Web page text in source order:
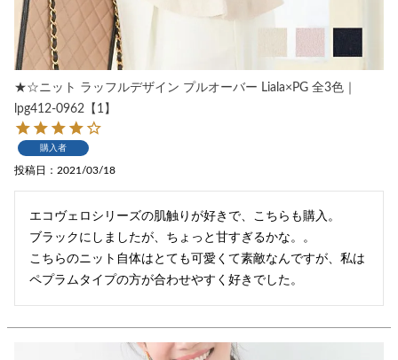
★☆ニット ラッフルデザイン プルオーバー Liala×PG 全3色｜
lpg412-0962【1】
購入者
投稿日 2021/03/18
エコヴェロシリーズの肌触りが好きで、こちらも購入。
ブラックにしましたが、ちょっと甘すぎるかな。。
こちらのニット自体はとても可愛くて素敵なんですが、私は